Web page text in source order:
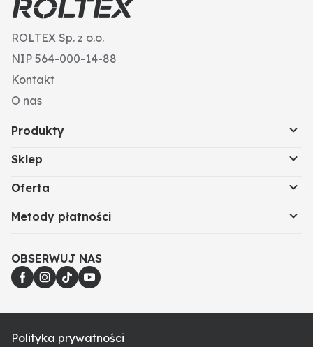
ROLTEX Sp. z o.o.
NIP 564-000-14-88
Kontakt
O nas
Produkty
Sklep
Oferta
Metody płatności
OBSERWUJ NAS
Polityka prywatności